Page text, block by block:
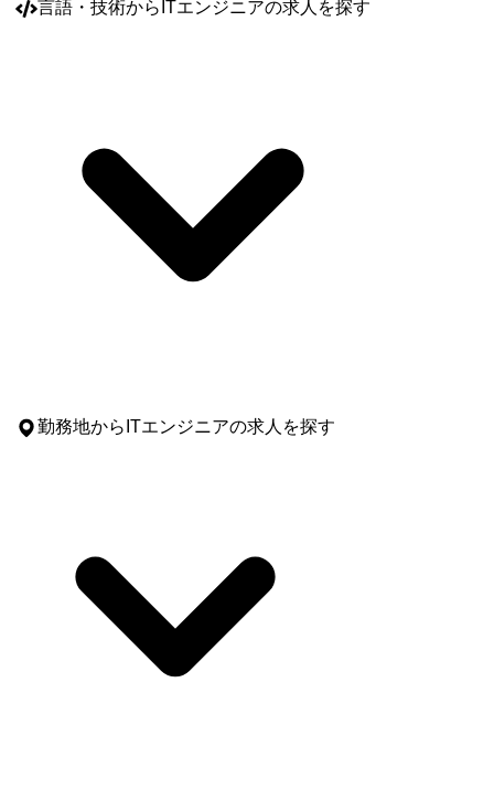
言語・技術からITエンジニアの求人を探す
勤務地からITエンジニアの求人を探す